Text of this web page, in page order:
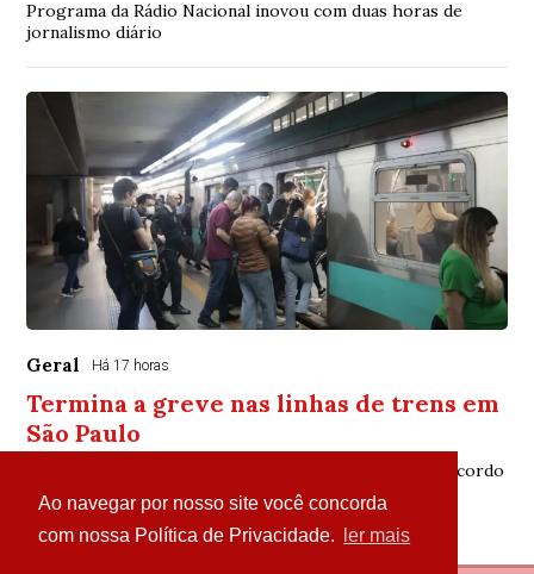
Ao navegar por nosso site você concorda
com nossa Política de Privacidade.
ler mais
Programa da Rádio Nacional inovou com duas horas de
jornalismo diário
Geral Há 17 horas
Termina a greve nas linhas de trens em
São Paulo
Sindicato mantém estado de greve para acompanhar acordo